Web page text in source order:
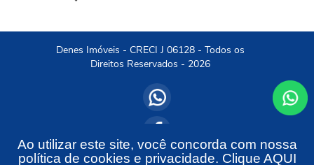
Ao utilizar este site, você concorda com nossa
política de cookies e privacidade. Clique AQUI
Denes Imóveis - CRECI J 06128 - Todos os
Direitos Reservados - 2026